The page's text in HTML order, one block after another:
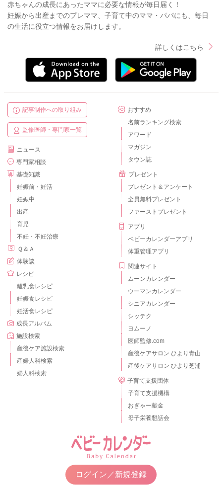
赤ちゃんの成長にあったママに必要な情報が毎日届く！
妊娠から出産までのプレママ、子育て中のママ・パパにも、毎日
の生活に役立つ情報をお届けします。
詳しくはこちら
記事制作への取り組み
監修医師・専門家一覧
ニュース
専門家相談
基礎知識
妊娠前・妊活
妊娠中
出産
育児
不妊・不妊治療
Ｑ＆Ａ
体験談
レシピ
離乳食レシピ
妊娠食レシピ
妊活食レシピ
成長アルバム
施設検索
産後ケア施設検索
産婦人科検索
婦人科検索
おすすめ
名前ランキング検索
アワード
マガジン
タウン誌
プレゼント
プレゼント＆アンケート
全員無料プレゼント
ファーストプレゼント
アプリ
ベビーカレンダーアプリ
体重管理アプリ
関連サイト
ムーンカレンダー
ウーマンカレンダー
シニアカレンダー
シッテク
ヨムーノ
医師監修.com
産後ケアサロン ひより青山
産後ケアサロン ひより芝浦
子育て支援団体
子育て支援機構
おぎゃー献金
母子栄養懇話会
ログイン／新規登録